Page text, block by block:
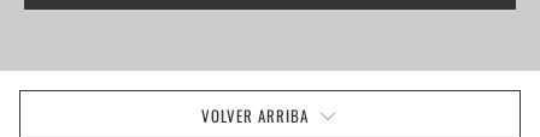
VOLVER ARRIBA